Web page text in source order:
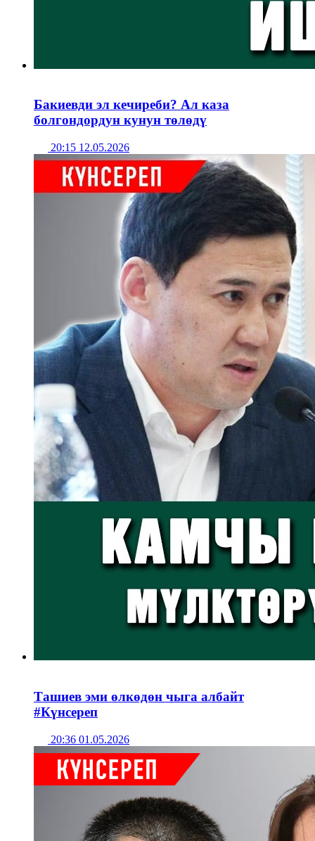
Бакиевди эл кечиреби? Ал каза
болгондордун кунун төлөдү
20:15 12.05.2026
Ташиев эми өлкөдөн чыга албайт
#Күнсереп
20:36 01.05.2026